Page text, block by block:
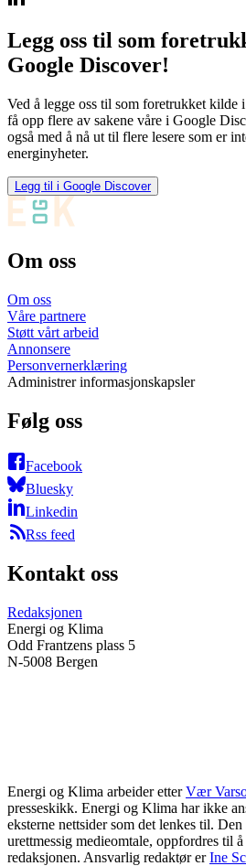
Legg oss til som
Google Discover!
Ved å legge oss til som foretrukket kilde
få opp flere av sakene våre i Google
også med å nå ut til flere lesere som er
energinyheter.
Legg til i Google Discover
Om oss
Om oss
Våre partnere
Støtt vårt arbeid
Annonsere
Personvernerklæring
Administrer informasjonskapsler
Følg oss
Facebook
Bluesky
Linkedin
Rss feed
Kontakt oss
Redaksjonen
Energi og Klima
Odd Frantzens plass 5
N-5008 Bergen
Energi og Klima arbeider etter Vær
presseskikk. Energi og Klima har ikke
eksterne nettsider som det lenkes til.
urettmessig medieomtale, oppfordres til
redaksjonen. Ansvarlig redaktør er Ine